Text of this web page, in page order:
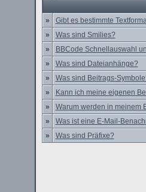
»
Gibt es bestimmte
»
Was sind Smilies?
»
BBCode Schnellauswahl
»
Was sind Dateianhänge?
»
Was sind Beitrags-
»
Kann ich meine eigenen
»
Warum werden in meinem
»
Was ist eine E-Mail-
»
Was sind Präfixe?